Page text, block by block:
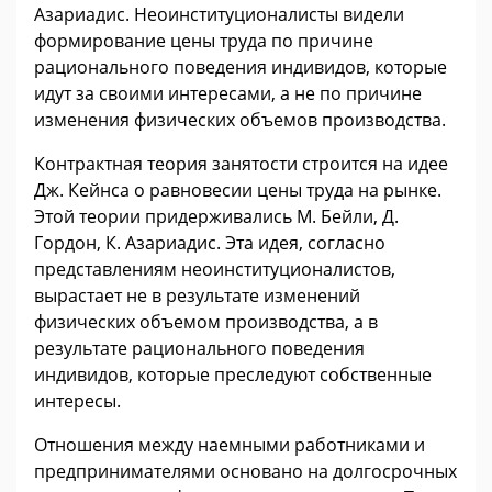
Азариадис. Неоинституционалисты видели
формирование цены труда по причине
рационального поведения индивидов, которые
идут за своими интересами, а не по причине
изменения физических объемов производства.
Контрактная теория занятости строится на идее
Дж. Кейнса о равновесии цены труда на рынке.
Этой теории придерживались М. Бейли, Д.
Гордон, К. Азариадис. Эта идея, согласно
представлениям неоинституционалистов,
вырастает не в результате изменений
физических объемом производства, а в
результате рационального поведения
индивидов, которые преследуют собственные
интересы.
Отношения между наемными работниками и
предпринимателями основано на долгосрочных